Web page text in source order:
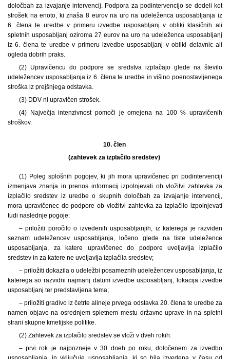
določbah za izvajanje intervencij. Podpora za podintervencijo se dodeli kot
strošek na enoto, ki znaša 8 eurov na uro na udeleženca usposabljanja iz
6. člena te uredbe v primeru izvedbe usposabljanj v obliki klasičnih ali
spletnih usposabljanj oziroma 27 eurov na uro na udeleženca usposabljanj
iz 6. člena te uredbe v primeru izvedbe usposabljanj v obliki delavnic ali
ogleda dobrih praks.
(2) Upravičencu do podpore se sredstva izplačajo glede na število
udeležencev usposabljanja iz 6. člena te uredbe in višino poenostavljenega
stroška iz prejšnjega odstavka.
(3) DDV ni upravičen strošek.
(4) Največja intenzivnost pomoči je omejena na 100 % upravičenih
stroškov.
10. člen
(zahtevek za izplačilo sredstev)
(1) Poleg splošnih pogojev, ki jih mora upravičenec pri podintervenciji
izmenjava znanja in prenos informacij izpolnjevati ob vložitvi zahtevka za
izplačilo sredstev iz uredbe o skupnih določbah za izvajanje intervencij,
mora upravičenec do podpore ob vložitvi zahtevka za izplačilo izpolnjevati
tudi naslednje pogoje:
– priložiti poročilo o izvedenih usposabljanjih, iz katerega je razviden
seznam udeležencev usposabljanja, ločeno glede na tiste udeležence
usposabljanja, za katere upravičenec do podpore uveljavlja izplačilo
sredstev in za katere ne uveljavlja izplačila sredstev;
– priložiti dokazila o udeležbi posameznih udeležencev usposabljanja, iz
katerega so razvidni najmanj datum izvedbe usposabljanj, lokacija izvedbe
usposabljanj ter predstavljena tema;
– priložiti gradivo iz četrte alineje prvega odstavka 20. člena te uredbe za
namen objave na osrednjem spletnem mestu državne uprave in na spletni
strani skupne kmetijske politike.
(2) Zahtevek za izplačilo sredstev se vloži v dveh rokih:
– prvi rok je najpozneje v 30 dneh po roku, določenem za izvedbo